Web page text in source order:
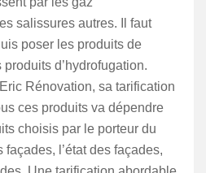
salissures autres. Il faut
poser les produits de
d’hydrofugation.
Rénovation, sa tarification
ces produits va dépendre
choisis par le porteur du
l’état des façades,